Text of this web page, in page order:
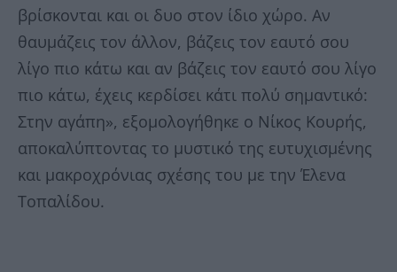
βρίσκονται και οι δυο στον ίδιο χώρο. Αν
θαυμάζεις τον άλλον, βάζεις τον εαυτό σου
λίγο πιο κάτω και αν βάζεις τον εαυτό σου λίγο
πιο κάτω, έχεις κερδίσει κάτι πολύ σημαντικό:
Στην αγάπη», εξομολογήθηκε ο Νίκος Κουρής,
αποκαλύπτοντας το μυστικό της ευτυχισμένης
και μακροχρόνιας σχέσης του με την Έλενα
Τοπαλίδου.